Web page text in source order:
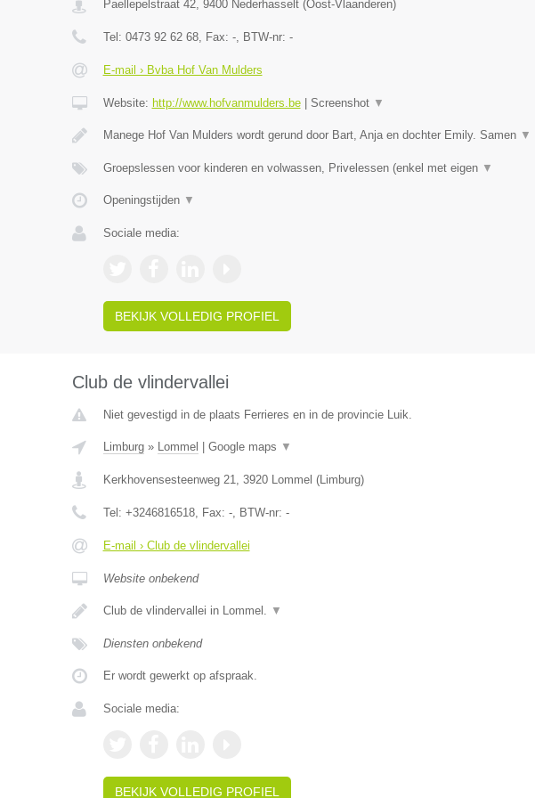
Paellepelstraat 42, 9400 Nederhasselt(Oost-Vlaanderen)
Tel: 0473 92 62 68, Fax: -, BTW-nr: -
E-mail › Bvba Hof Van Mulders
Website: http://www.hofvanmulders.be| Screenshot ▼
Manege Hof Van Mulders wordt gerund door Bart, Anja en dochter Emily. Samen ▼
Groepslessen voor kinderen en volwassen, Privelessen (enkel met eigen ▼
Openingstijden ▼
Sociale media:
BEKIJK VOLLEDIG PROFIEL
Club de vlindervallei
Niet gevestigd in de plaats Ferrieres en in de provincie Luik.
Limburg» Lommel Google maps ▼
Kerkhovensesteenweg 21, 3920 Lommel (Limburg)
Tel: +3246816518, Fax: -, BTW-nr: -
E-mail › Club de vlindervallei
Website onbekend
Club de vlindervallei in Lommel. ▼
Diensten onbekend
Er wordt gewerkt op afspraak.
Sociale media:
BEKIJK VOLLEDIG PROFIEL